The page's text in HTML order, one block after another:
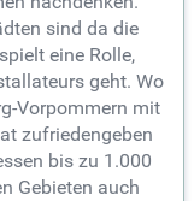
sind da die
eine Rolle,
geht. Wo
Vorpommern mit
zufriedengeben
bis zu 1.000
Gebieten auch